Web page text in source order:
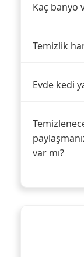
Kaç banyo
Temizlik
Evde kedi
var mı?